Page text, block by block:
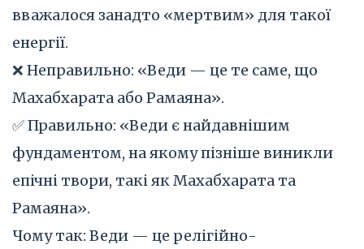
вважалося занадто «мертвим» для такої
енергії.
❌ Неправильно: «Веди — це те саме, що
Махабхарата або Рамаяна».
✅ Правильно: «Веди є найдавнішим
фундаментом, на якому пізніше виникли
епічні твори, такі як Махабхарата та
Рамаяна».
Чому так: Веди — це релігійно-